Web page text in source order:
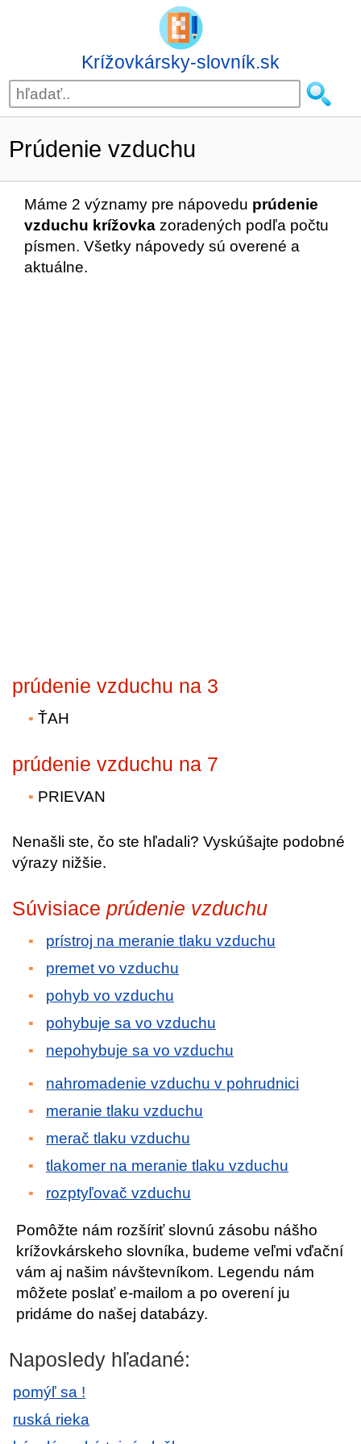
Krížovkársky-slovník.sk
Prúdenie vzduchu
Máme 2 významy pre nápovedu prúdenie
vzduchu krížovka zoradených podľa počtu
písmen. Všetky nápovedy sú overené a
aktuálne.
prúdenie vzduchu na 3
ŤAH
prúdenie vzduchu na 7
PRIEVAN
Nenašli ste, čo ste hľadali? Vyskúšajte podobné
výrazy nižšie.
Súvisiace prúdenie vzduchu
prístroj na meranie tlaku vzduchu
premet vo vzduchu
pohyb vo vzduchu
pohybuje sa vo vzduchu
nepohybuje sa vo vzduchu
nahromadenie vzduchu v pohrudnici
meranie tlaku vzduchu
merač tlaku vzduchu
tlakomer na meranie tlaku vzduchu
rozptyľovač vzduchu
Pomôžte nám rozšíriť slovnú zásobu nášho
krížovkárskeho slovníka, budeme veľmi vďační
vám aj našim návštevníkom. Legendu nám
môžete poslať e-mailom a po overení ju
pridáme do našej databázy.
Naposledy hľadané:
pomýľ sa !
ruská rieka